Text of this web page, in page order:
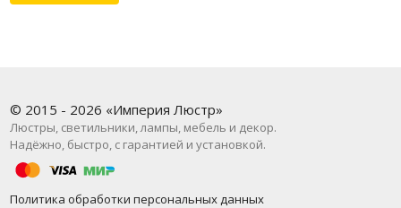
© 2015 - 2026 «Империя Люстр»
Люстры, светильники, лампы, мебель и декор.
Надёжно, быстро, с гарантией и установкой.
Политика обработки персональных данных